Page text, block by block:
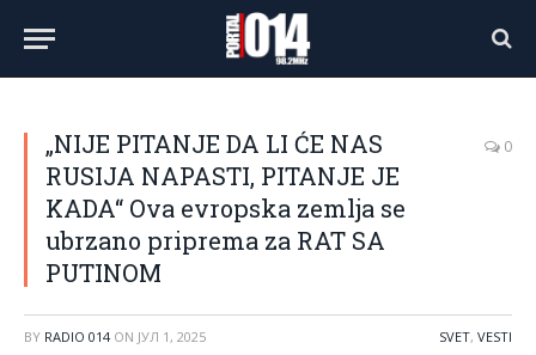
„NIJE PITANJE DA LI ĆE NAS
RUSIJA NAPASTI, PITANJE JE
KADA“ Ova evropska zemlja se
ubrzano priprema za RAT SA
PUTINOM
0
BY RADIO 014 ON ЈУЛ 1, 2025 SVET, VESTI